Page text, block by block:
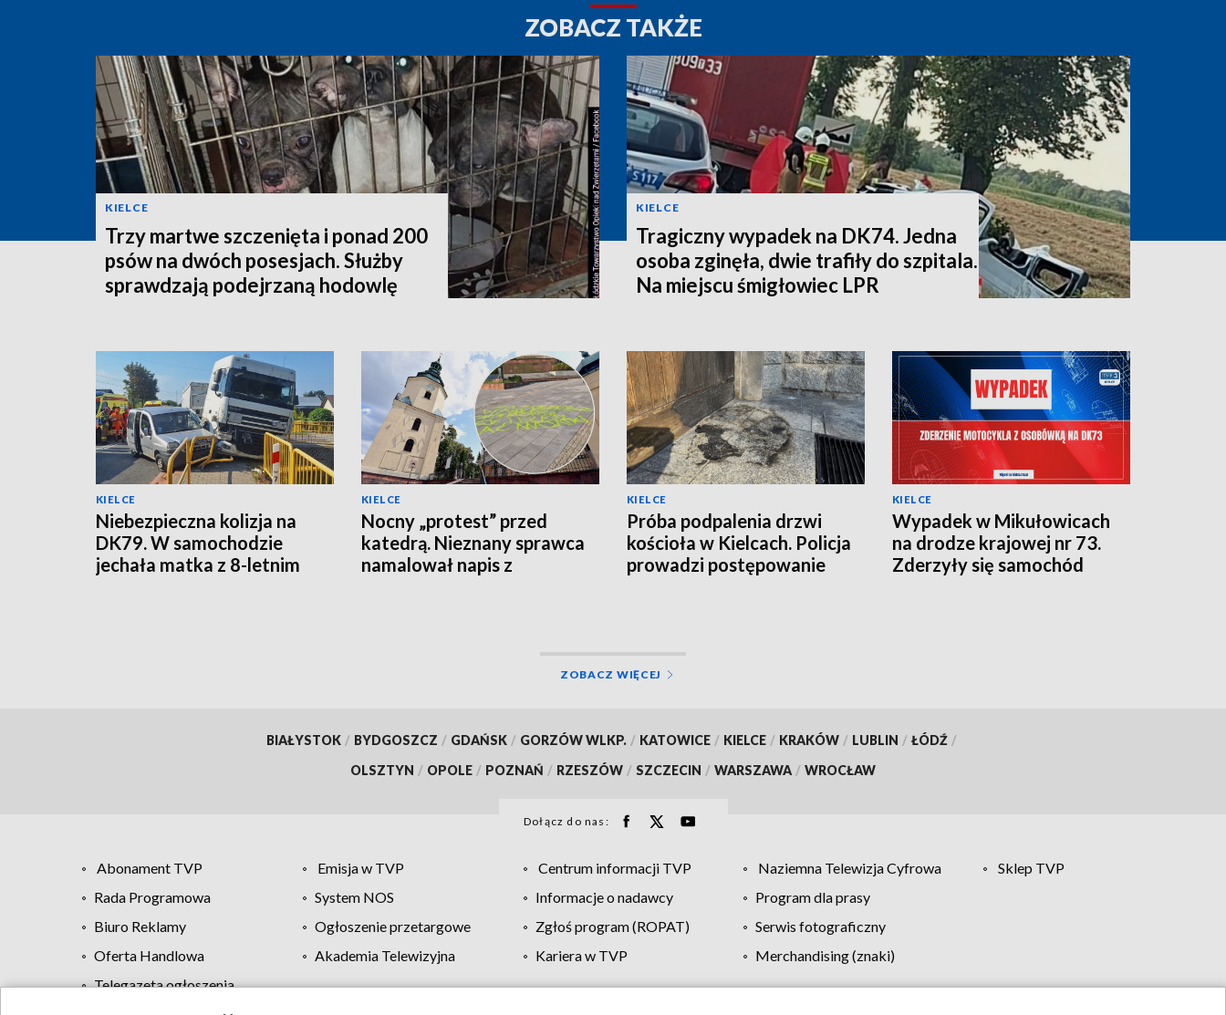
ZOBACZ TAKŻE
KIELCE
Trzy martwe szczenięta i ponad 200
psów na dwóch posesjach. Służby
sprawdzają podejrzaną hodowlę
KIELCE
Tragiczny wypadek na DK74. Jedna
osoba zginęła, dwie trafiły do szpitala.
Na miejscu śmigłowiec LPR
KIELCE
Niebezpieczna kolizja na
DK79. W samochodzie
jechała matka z 8-letnim
KIELCE
Nocny „protest” przed
katedrą. Nieznany sprawca
namalował napis z
KIELCE
Próba podpalenia drzwi
kościoła w Kielcach. Policja
prowadzi postępowanie
KIELCE
Wypadek w Mikułowicach
na drodze krajowej nr 73.
Zderzyły się samochód
ZOBACZ WIĘCEJ
BIAŁYSTOK / BYDGOSZCZ / GDAŃSK / GORZÓW WLKP. / KATOWICE / KIELCE / KRAKÓW / LUBLIN / ŁÓDŹ /
OLSZTYN / OPOLE / POZNAŃ / RZESZÓW / SZCZECIN / WARSZAWA / WROCŁAW
Dołącz do nas:
Abonament TVP Emisja w TVP Centrum informacji TVP Naziemna Telewizja Cyfrowa
Sklep TVP
Rada Programowa
System NOS Informacje o nadawcy
Program dla prasy
Biuro Reklamy
Ogłoszenie przetargowe Zgłoś program (ROPAT)
Serwis fotograficzny
Oferta Handlowa
Akademia Telewizyjna Kariera w TVP
Merchandising (znaki)
Telegazeta ogłoszenia